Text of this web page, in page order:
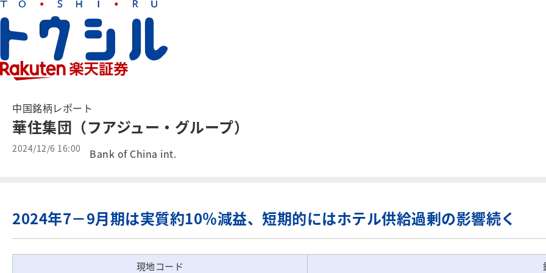
中国銘柄レポート
華住集団（フアジュー・グループ）
2024/12/6 16:00 Bank of China int.
2024年7－9月期は実質約10％減益、短期的にはホテル供給過剰の影響続く
現地コード